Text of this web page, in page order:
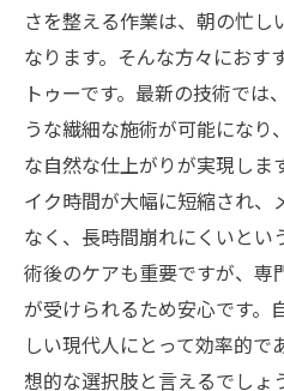
さを整える作業は、朝の忙し
なります。そんな方々におす
トゥーです。最新の技術では
うな繊細な施術が可能になり
な自然な仕上がりが実現しま
イク時間が大幅に短縮され、
なく、長時間崩れにくいとい
術後のケアも重要ですが、専
が受けられるため安心です。
しい現代人にとって効率的
想的な選択肢と言えるでしょ